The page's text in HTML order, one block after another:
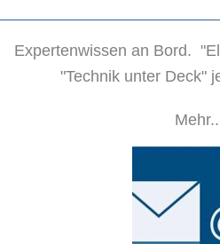
Expertenwissen an Bord.
"Technik unter Deck"